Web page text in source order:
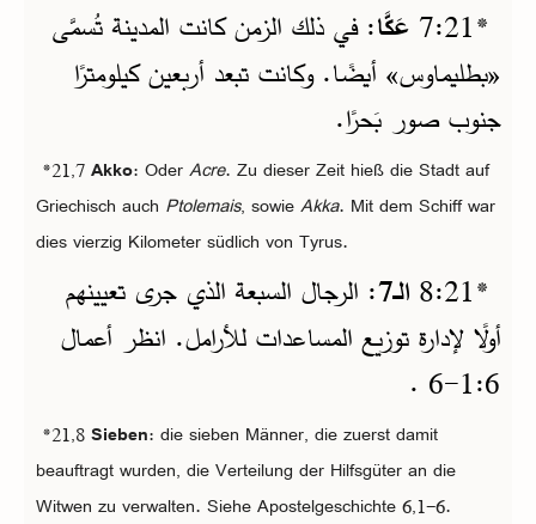
*
21‏:7 عَكَّا: في ذلك الزمن كانت المدينة تُسمَّى
«بطليماوس» أيضًا. وكانت تبعد أربعين كيلومترًا
جنوب صور بَحرًا.
*21,7Akko: OderAcre. Zu dieser Zeit hieß die Stadt auf
Griechisch auch Ptolemais, sowieAkka. Mit dem Schiff war
dies vierzig Kilometer südlich von Tyrus.
*
21‏:8 الـ7 : الرجال السبعة الذي جرى تعيينهم
أولًا لإدارة توزيع المساعدات للأرامل. انظر أعمال
6‏:1‏-6 .
*21,8Sieben: die sieben Männer, die zuerst damit
beauftragt wurden, die Verteilung der Hilfsgüter an die
Witwen zu verwalten. Siehe Apostelgeschichte 6,1-6.